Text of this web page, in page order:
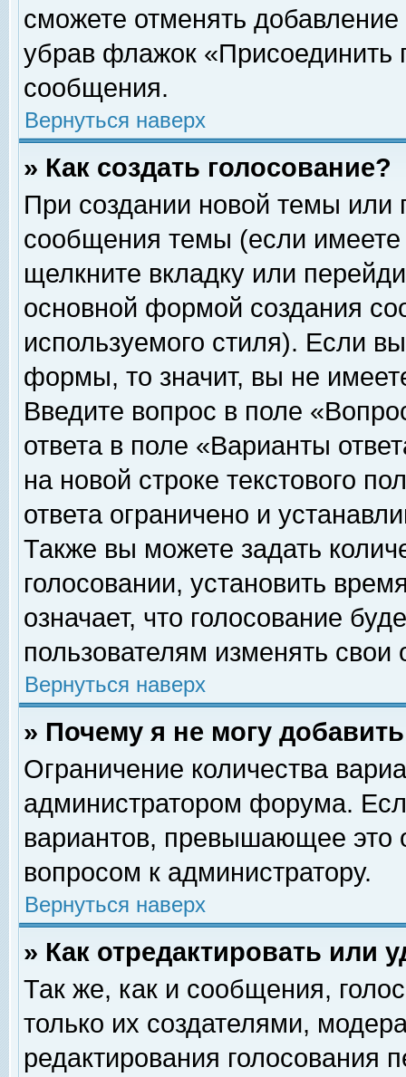
сможете отменять
убрав флажок «Присоединить
сообщения.
Вернуться наверх
» Как создать голосование?
При создании новой темы или
сообщения темы (если
щелкните вкладку или
основной формой создания
используемого стиля). Если
формы, то значит, вы не
Введите вопрос в поле
ответа в поле «Варианты
на новой строке текстового
ответа ограничено и
Также вы можете задать
голосовании, установить
означает, что голосование
пользователям изменять свои
Вернуться наверх
» Почему я не могу
Ограничение количества
администратором форума.
вариантов, превышающее это
вопросом к администратору.
Вернуться наверх
» Как отредактировать или
Так же, как и сообщения,
только их создателями,
редактирования голосования